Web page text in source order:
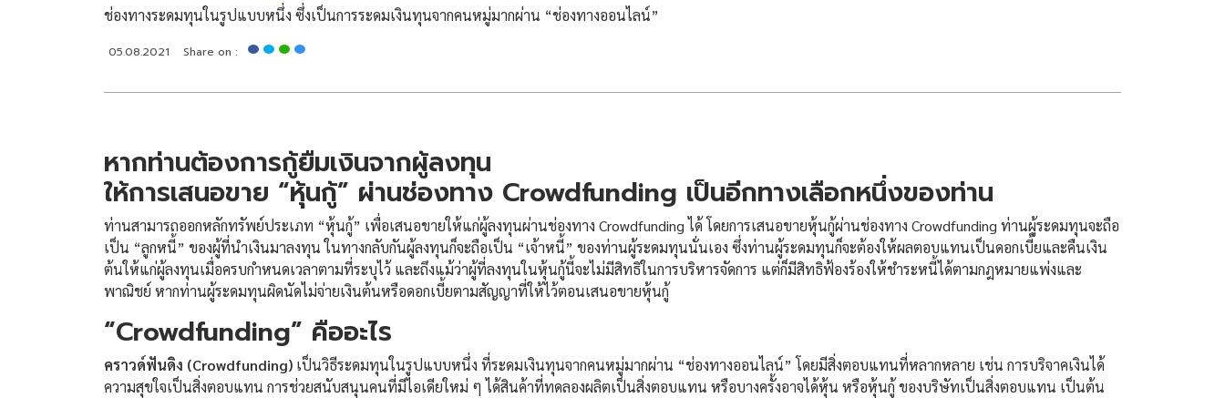
ช่องทางระดมทุนในรูปแบบหนึ่ง ซึ่งเป็นการระดมเงินทุนจากคนหมู่มากผ่าน “ช่องทางออนไลน์”
05.08.2021 Share on :
หากท่านต้องการกู้ยืมเงินจากผู้ลงทุน
ให้การเสนอขาย “หุ้นกู้” ผ่านช่องทาง Crowdfunding เป็นอีกทางเลือกหนึ่งของท่าน
ท่านสามารถออกหลักทรัพย์ประเภท “หุ้นกู้” เพื่อเสนอขายให้แก่ผู้ลงทุนผ่านช่องทาง Crowdfunding ได้ โดยการเสนอขายหุ้นกู้ผ่านช่องทาง Crowdfunding ท่านผู้ระดมทุนจะถือ
เป็น “ลูกหนี้” ของผู้ที่นำเงินมาลงทุน ในทางกลับกันผู้ลงทุนก็จะถือเป็น “เจ้าหนี้” ของท่านผู้ระดมทุนนั่นเอง ซึ่งท่านผู้ระดมทุนก็จะต้องให้ผลตอบแทนเป็นดอกเบี้ยและคืนเงิน
ต้นให้แก่ผู้ลงทุนเมื่อครบกำหนดเวลาตามที่ระบุไว้ และถึงแม้ว่าผู้ที่ลงทุนในหุ้นกู้นี้จะไม่มีสิทธิในการบริหารจัดการ แต่ก็มีสิทธิฟ้องร้องให้ชำระหนี้ได้ตามกฎหมายแพ่งและ
พาณิชย์ หากท่านผู้ระดมทุนผิดนัดไม่จ่ายเงินต้นหรือดอกเบี้ยตามสัญญาที่ให้ไว้ตอนเสนอขายหุ้นกู้
“Crowdfunding” คืออะไร
คราวด์ฟันดิง (Crowdfunding) เป็นวิธีระดมทุนในรูปแบบหนึ่ง ที่ระดมเงินทุนจากคนหมู่มากผ่าน “ช่องทางออนไลน์” โดยมีสิ่งตอบแทนที่หลากหลาย เช่น การบริจาคเงินได้
ความสุขใจเป็นสิ่งตอบแทน การช่วยสนับสนุนคนที่มีไอเดียใหม่ ๆ ได้สินค้าที่ทดลองผลิตเป็นสิ่งตอบแทน หรือบางครั้งอาจได้หุ้น หรือหุ้นกู้ ของบริษัทเป็นสิ่งตอบแทน เป็นต้น